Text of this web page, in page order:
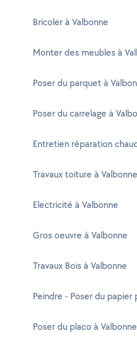
Bricoler à Valbonne
Monter des meubles à
Poser du parquet à
Poser du carrelage à
Entretien réparation
Travaux toiture à Valbonne
Electricité à Valbonne
Gros oeuvre à Valbonne
Travaux Bois à Valbonne
Peindre - Poser du papier
Poser du placo à Valbonne